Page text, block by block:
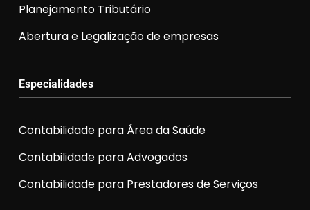
Planejamento Tributário
Abertura e Legalização de empresas
Especialidades
Contabilidade para Área da Saúde
Contabilidade para Advogados
Contabilidade para Prestadores de Serviços